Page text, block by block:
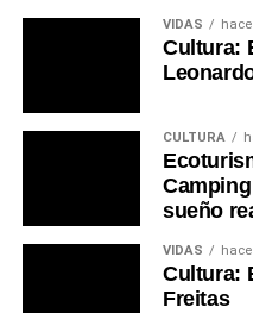
VIDAS
Cultura:
CULTURA
sueño
VIDAS
Cultura:
Freitas